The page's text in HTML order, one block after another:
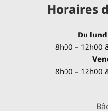
Horaires
Du
8h00 – 12h00
8h00 – 12h00